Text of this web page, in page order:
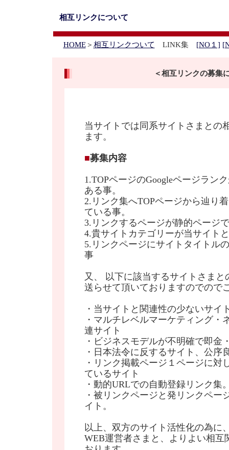
相互リンクについて
HOME＞ 相互リンクついて LINK集 [NO１]
＜相互リンクの募集
当サイトでは同系サイトさまとの
ます。
■募集内容
1.TOPページのGoogleページラン
ある事。
2.リンク集へTOPページから辿り
ている事。
3.リンクするページが静的ページ
4.貴サイトカテゴリーが当サイト
5.リンクページにサイトタイトル
事
又、 以下に該当するサイトさま
送らせて頂いておりますのでので
・当サイトと関連性の少ないサイ
・マルチレベルマーケティング・
連サイト
・ビジネスモデルが不明確で即金
・日本法令に反するサイト、公序
・リンク掲載ページ１ページに対
ているサイト
・動的URLでの自動登録リンク集
・被リンクページと発リンクペー
イト。
以上、双方のサイト活性化の為に
WEB運営者さまと、よりよい相互